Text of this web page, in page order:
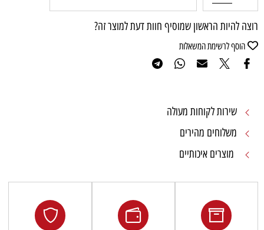
רוצה להיות הראשון שמוסיף חוות דעת למוצר זה?
הוסף לרשימת המשאלות
שירות לקוחות מעולה
משלוחים מהירים
מוצרים איכותיים